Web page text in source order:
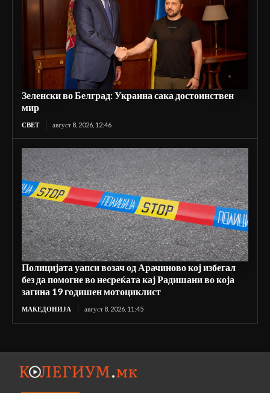
Зеленски во Белград: Украина сака достоинствен
мир
СВЕТ август 8, 2026, 12:46
Полицијата уапси возач од Арачиново кој избегал
без да помогне во несреќата кај Радишани во која
загина 19 годишен мотоциклист
МАКЕДОНИЈА август 8, 2026, 11:45